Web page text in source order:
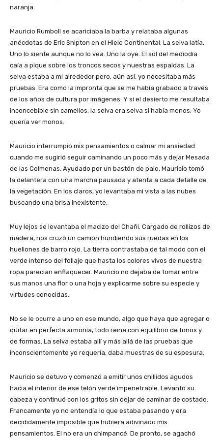
naranja.
Mauricio Rumboll se acariciaba la barba y relataba algunas
anécdotas de Eric Shipton en el Hielo Continental. La selva latía.
Uno lo siente aunque no lo vea. Uno la oye. El sol del mediodía
caía a pique sobre los troncos secos y nuestras espaldas. La
selva estaba a mi alrededor pero, aún así, yo necesitaba más
pruebas. Era como la impronta que se me había grabado a través
de los años de cultura por imágenes. Y si el desierto me resultaba
inconcebible sin camellos, la selva era selva si había monos. Yo
quería ver monos.
Mauricio interrumpió mis pensamientos o calmar mi ansiedad
cuando me sugirió seguir caminando un poco más y dejar Mesada
de las Colmenas. Ayudado por un bastón de palo, Mauricio tomó
la delantera con una marcha pausada y atenta a cada detalle de
la vegetación. En los claros, yo levantaba mi vista a las nubes
buscando una brisa inexistente.
Muy lejos se levantaba el macizo del Chañi. Cargado de rollizos de
madera, nos cruzó un camión hundiendo sus ruedas en los
huellones de barro rojo. La tierra contrastaba de tal modo con el
verde intenso del follaje que hasta los colores vivos de nuestra
ropa parecían enflaquecer. Mauricio no dejaba de tomar entre
sus manos una flor o una hoja y explicarme sobre su especie y
virtudes conocidas.
No se le ocurre a uno en ese mundo, algo que haya que agregar o
quitar en perfecta armonía, todo reina con equilibrio de tonos y
de formas. La selva estaba allí y más allá de las pruebas que
inconscientemente yo requería, daba muestras de su espesura.
Mauricio se detuvo y comenzó a emitir unos chillidos agudos
hacia el interior de ese telón verde impenetrable. Levantó su
cabeza y continuó con los gritos sin dejar de caminar de costado.
Francamente yo no entendía lo que estaba pasando y era
decididamente imposible que hubiera adivinado mis
pensamientos. El no era un chimpancé. De pronto, se agachó